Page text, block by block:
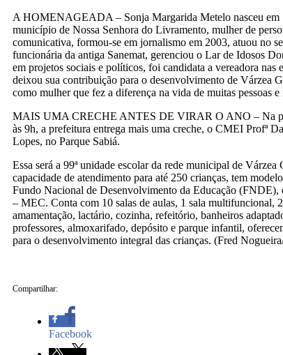
A HOMENAGEADA – Sonja Margarida Metelo nasceu em
município de Nossa Senhora do Livramento, mulher de
comunicativa, formou-se em jornalismo em 2003, atuou no
funcionária da antiga Sanemat, gerenciou o Lar de Idosos
em projetos sociais e políticos, foi candidata a vereadora nas
deixou sua contribuição para o desenvolvimento de Várzea
como mulher que fez a diferença na vida de muitas pessoas
MAIS UMA CRECHE ANTES DE VIRAR O ANO – Na
às 9h, a prefeitura entrega mais uma creche, o CMEI Profª
Lopes, no Parque Sabiá.
Essa será a 99ª unidade escolar da rede municipal de Várzea
capacidade de atendimento para até 250 crianças, tem
Fundo Nacional de Desenvolvimento da Educação (FNDE),
– MEC. Conta com 10 salas de aulas, 1 sala multifuncional,
amamentação, lactário, cozinha, refeitório, banheiros
professores, almoxarifado, depósito e parque infantil,
para o desenvolvimento integral das crianças. (Fred
Compartilhar:
Facebook